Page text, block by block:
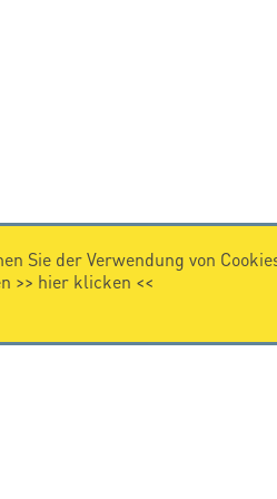
Sie der Verwendung von
>> hier klicken <<